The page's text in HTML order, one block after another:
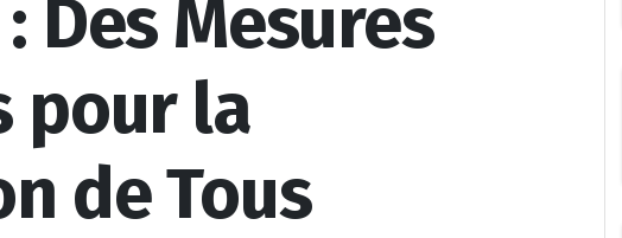
Des Mesures
pour la
de Tous